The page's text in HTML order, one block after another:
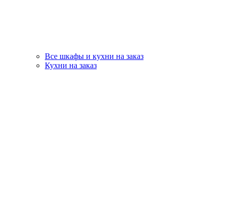
Все шкафы и кухни на заказ
Кухни на заказ